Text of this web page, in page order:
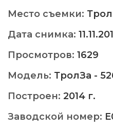
Место съемки:
Дата снимка:
Просмотров: 1629
Модель: ТролЗа -
Построен: 2014 г.
Заводской номер: